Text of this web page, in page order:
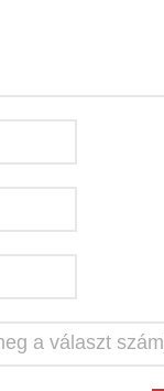
a választ